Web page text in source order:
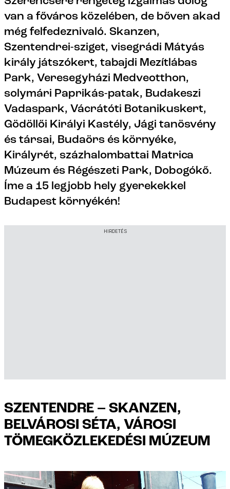
van a főváros közelében, de bőven akad
még felfedeznivaló. Skanzen,
Szentendrei-sziget, visegrádi Mátyás
király játszókert, tabajdi Mezítlábas
Park, Veresegyházi Medveotthon,
solymári Paprikás-patak, Budakeszi
Vadaspark, Vácrátóti Botanikuskert,
Gödöllői Királyi Kastély, Jági tanösvény
és társai, Budaörs és környéke,
Királyrét, százhalombattai Matrica
Múzeum és Régészeti Park, Dobogókő.
Íme a 15 legjobb hely gyerekekkel
Budapest környékén!
HIRDETÉS
SZENTENDRE – SKANZEN,
BELVÁROSI SÉTA, VÁROSI
TÖMEGKÖZLEKEDÉSI MÚZEUM